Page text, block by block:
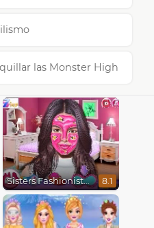
las Monster High
Sisters Fashionista Makeup 8.1